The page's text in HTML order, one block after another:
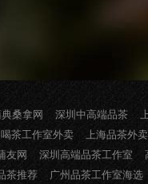
桑拿网 深圳中高端品茶
茶工作室外卖 上海品茶外卖
友网 深圳高端品茶工作室
茶推荐 广州品茶工作室海选